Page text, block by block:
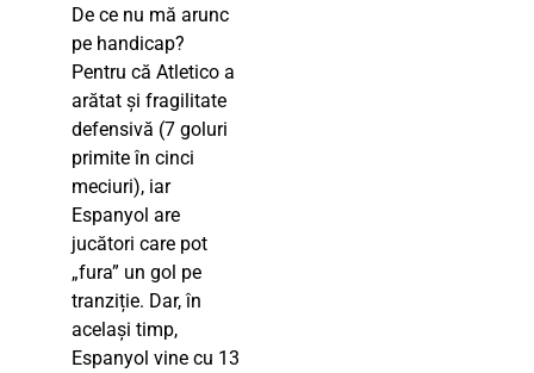
De ce nu mă arunc
pe handicap?
Pentru că Atletico a
arătat și fragilitate
defensivă (7 goluri
primite în cinci
meciuri), iar
Espanyol are
jucători care pot
„fura” un gol pe
tranziție. Dar, în
același timp,
Espanyol vine cu 13